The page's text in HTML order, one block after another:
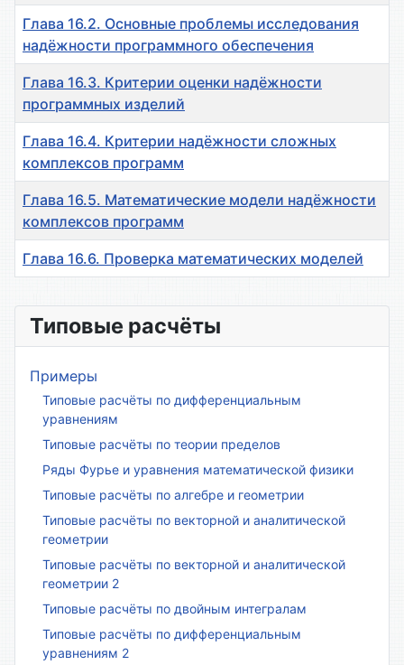
Глава 16.2. Основные проблемы исследования
надёжности программного обеспечения
Глава 16.3. Критерии оценки надёжности
программных изделий
Глава 16.4. Критерии надёжности сложных
комплексов программ
Глава 16.5. Математические модели надёжности
комплексов программ
Глава 16.6. Проверка математических моделей
Типовые расчёты
Примеры
Типовые расчёты по дифференциальным
уравнениям
Типовые расчёты по теории пределов
Ряды Фурье и уравнения математической физики
Типовые расчёты по алгебре и геометрии
Типовые расчёты по векторной и аналитической
геометрии
Типовые расчёты по векторной и аналитической
геометрии 2
Типовые расчёты по двойным интегралам
Типовые расчёты по дифференциальным
уравнениям 2